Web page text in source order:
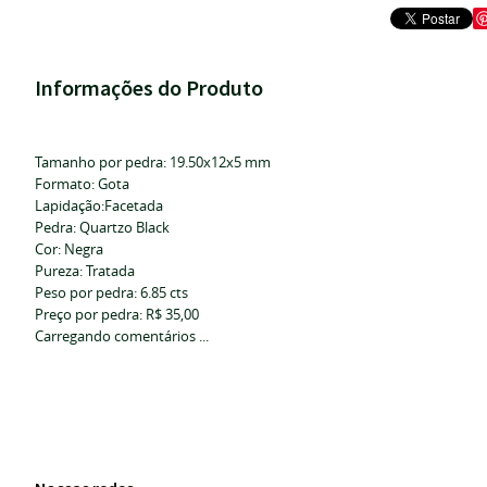
Informações do Produto
Tamanho por pedra: 19.50x12x5 mm
Formato: Gota
Lapidação:Facetada
Pedra: Quartzo Black
Cor: Negra
Pureza: Tratada
Peso por pedra: 6.85 cts
Preço por pedra: R$ 35,00
Carregando comentários ...